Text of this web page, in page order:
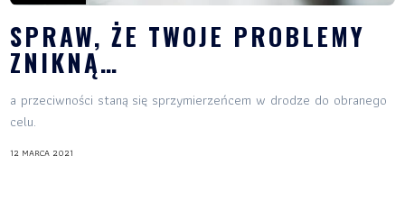
SPRAW, ŻE TWOJE PROBLEMY
ZNIKNĄ…
a przeciwności staną się sprzymierzeńcem w drodze do obranego
celu.
12 MARCA 2021